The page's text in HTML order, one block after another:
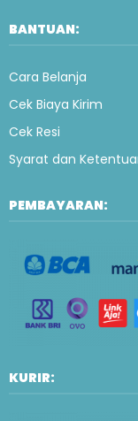
BANTUAN:
Cara Belanja
Cek Biaya Kirim
Cek Resi
Syarat dan
PEMBAYARAN:
KURIR: